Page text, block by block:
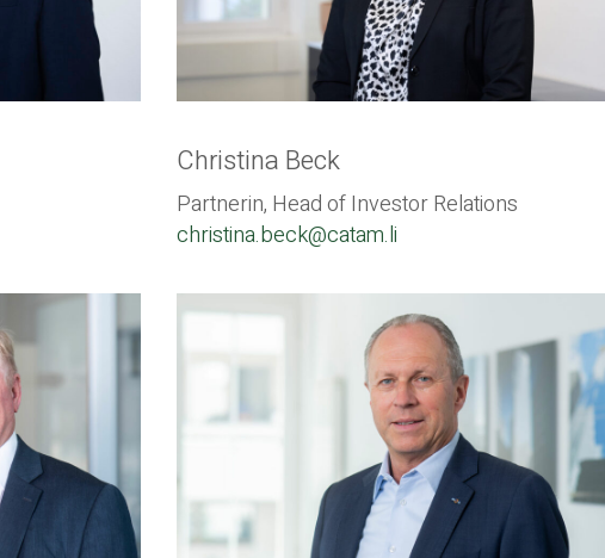
Christina Beck
Partnerin, Head of Investor Relations
christina.beck@catam.li